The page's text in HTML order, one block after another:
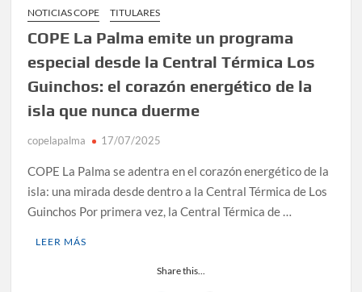
NOTICIAS COPE TITULARES
COPE La Palma emite un programa
especial desde la Central Térmica Los
Guinchos: el corazón energético de la
isla que nunca duerme
copelapalma 17/07/2025
COPE La Palma se adentra en el corazón energético de la
isla: una mirada desde dentro a la Central Térmica de Los
Guinchos Por primera vez, la Central Térmica de …
LEER MÁS
Share this...